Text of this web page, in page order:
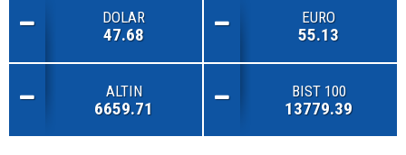
DOLAR
47.68
EURO
55.13
ALTIN
6659.71
BIST 100
13779.39